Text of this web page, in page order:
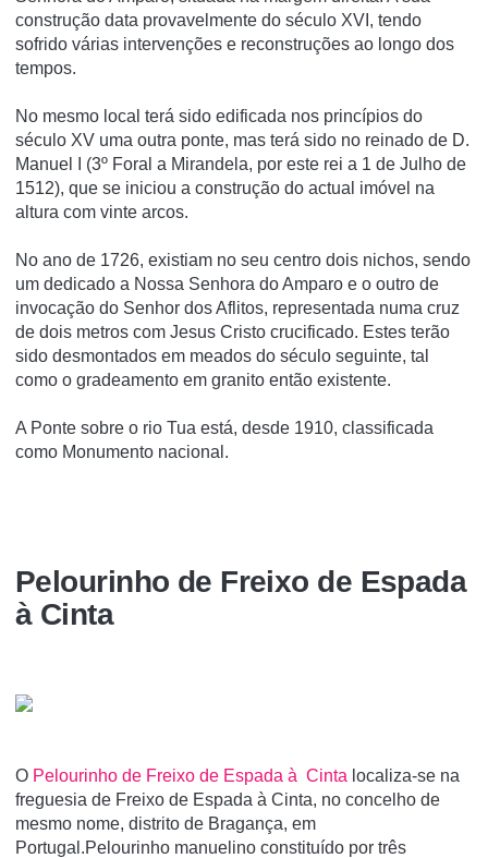
construção data provavelmente do século XVI, tendo
sofrido várias intervenções e reconstruções ao longo dos
tempos.
No mesmo local terá sido edificada nos princípios do
século XV uma outra ponte, mas terá sido no reinado de D.
Manuel I (3º Foral a Mirandela, por este rei a 1 de Julho de
1512), que se iniciou a construção do actual imóvel na
altura com vinte arcos.
No ano de 1726, existiam no seu centro dois nichos, sendo
um dedicado a Nossa Senhora do Amparo e o outro de
invocação do Senhor dos Aflitos, representada numa cruz
de dois metros com Jesus Cristo crucificado. Estes terão
sido desmontados em meados do século seguinte, tal
como o gradeamento em granito então existente.
A Ponte sobre o rio Tua está, desde 1910, classificada
como Monumento nacional.
Pelourinho de Freixo de Espada
à Cinta
O Pelourinho de Freixo de Espada à Cinta localiza-se na
freguesia de Freixo de Espada à Cinta, no concelho de
mesmo nome, distrito de Bragança, em
Portugal.Pelourinho manuelino constituído por três